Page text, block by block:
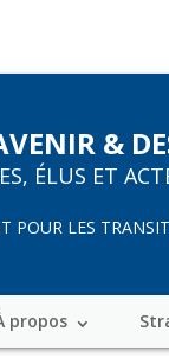
&
ÉLUS ET
POUR LES
propos